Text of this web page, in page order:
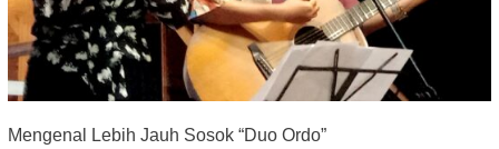
Mengenal Lebih Jauh Sosok “Duo Ordo”